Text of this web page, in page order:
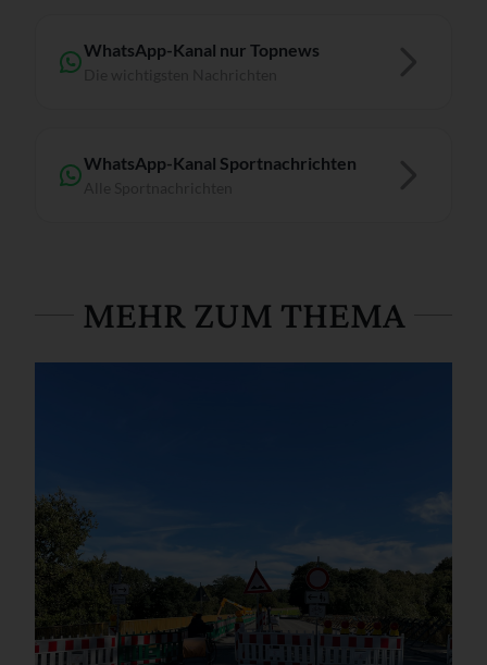
WhatsApp-Kanal nur Topnews
WhatsApp-Kanal Sportnachrichten
MEHR ZUM THEMA